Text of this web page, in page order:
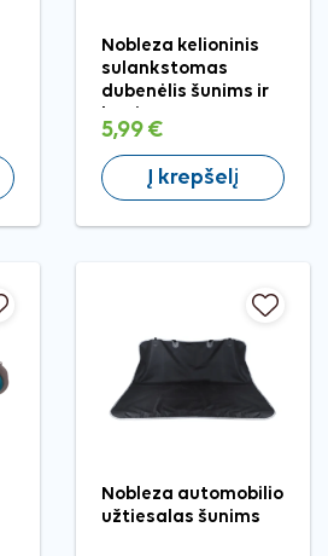
Nobleza kelioninis
sulankstomas
dubenėlis šunims ir
5,99 €
Į krepšelį
Nobleza automobilio
užtiesalas šunims